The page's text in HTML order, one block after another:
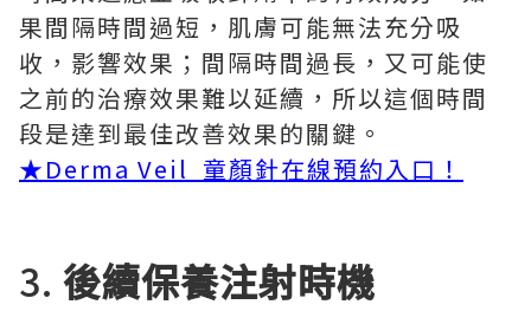
果間隔時間過短，肌膚可能無法充分吸
收，影響效果；間隔時間過長，又可能使
之前的治療效果難以延續，所以這個時間
段是達到最佳改善效果的關鍵。
★Derma Veil 童顏針在線預約入口！
3. 後續保養注射時機